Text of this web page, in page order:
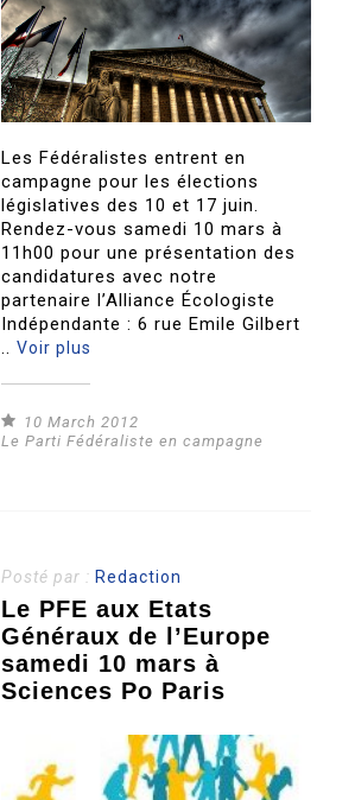
Les Fédéralistes entrent en
campagne pour les élections
législatives des 10 et 17 juin.
Rendez-vous samedi 10 mars à
11h00 pour une présentation des
candidatures avec notre
partenaire l’Alliance Écologiste
Indépendante : 6 rue Emile Gilbert
..Voir plus
10 March 2012
Le Parti Fédéraliste en campagne
Posté par : Redaction
Le PFE aux Etats
Généraux de l’Europe
samedi 10 mars à
Sciences Po Paris